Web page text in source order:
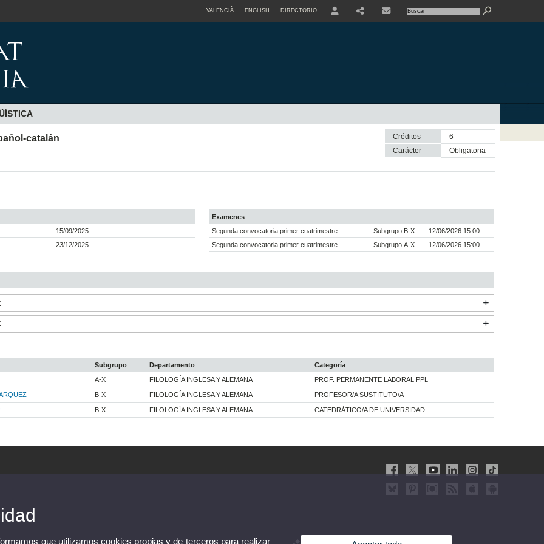
VALENCIÀ ENGLISH DIRECTORIO
catalán
Créditos
6
Carácter
obligatoria
15/09/2025
23/12/2025
Examenes
Segunda convocatoria primer cuatrimestre
Subgrupo B-X
12/06/2026 15:00
Segunda convocatoria primer cuatrimestre
Subgrupo A-X 12/06/2026 15:00
Subgrupo Departamento
Categoría
A-X FILOLOGÍA INGLESA Y ALEMANA PROF. PERMANENTE LABORAL PPL
B-X FILOLOGÍA INGLESA Y ALEMANA PROFESOR/A SUSTITUTO/A
B-X FILOLOGÍA INGLESA Y ALEMANA CATEDRÁTICO/A DE UNIVERSIDAD
que utilizamos cookies propias y de terceros para realizar